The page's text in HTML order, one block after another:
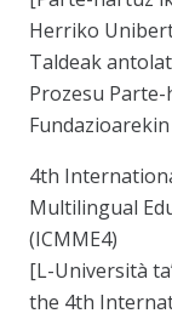
Herriko
Taldeak
Prozesu
4th
Multilingual
(ICMME4)
[L-Università
the 4th